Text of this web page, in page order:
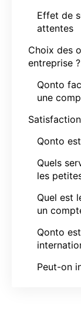
Effet de
attentes
Choix des
entreprise ?
Qonto
une
Qonto
Quels
les
Quel est
un
Qonto
Peut-on